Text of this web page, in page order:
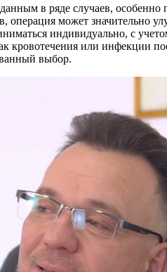
в ряде случаев,
операция может значительно
индивидуально, с
кровотечения или инфекции
выбор.